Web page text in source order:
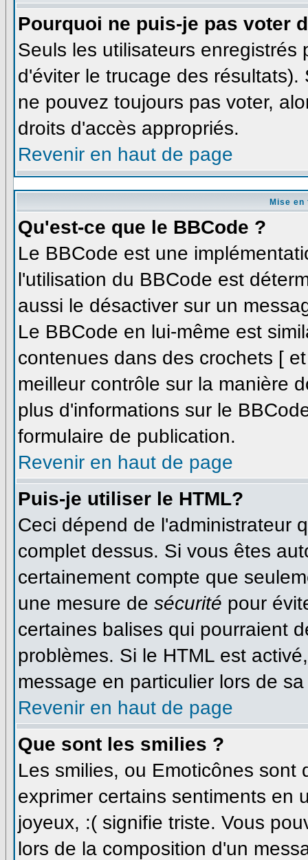
Pourquoi ne puis-je pas voter
Seuls les utilisateurs
d'éviter le trucage des
ne pouvez toujours pas voter,
droits d'accès appropriés.
Revenir en haut de page
Mise
Qu'est-ce que le BBCode ?
Le BBCode est une
l'utilisation du BBCode est
aussi le désactiver sur un
Le BBCode en lui-même est
contenues dans des crochets [
meilleur contrôle sur la manière
plus d'informations sur le
formulaire de publication.
Revenir en haut de page
Puis-je utiliser le HTML?
Ceci dépend de l'administrateur
complet dessus. Si vous êtes
certainement compte que
une mesure de sécurité pour
certaines balises qui pourraient
problèmes. Si le HTML est
message en particulier lors de
Revenir en haut de page
Que sont les smilies ?
Les smilies, ou Emoticônes
exprimer certains sentiments en
joyeux, :( signifie triste. Vous
lors de la composition d'un